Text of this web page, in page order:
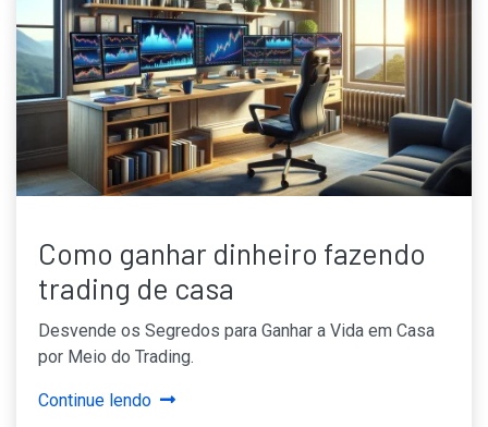
Como ganhar dinheiro fazendo
trading de casa
Desvende os Segredos para Ganhar a Vida em Casa
por Meio do Trading.
Continue lendo